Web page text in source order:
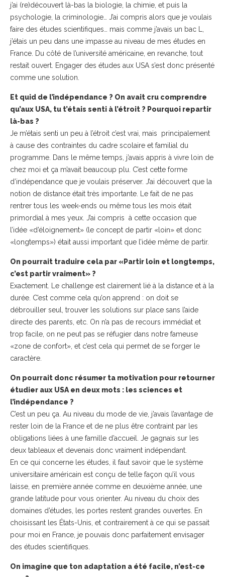
j’ai (re)découvert là-bas la biologie, la chimie, et puis la
psychologie, la criminologie… J’ai compris alors que je voulais
faire des études scientifiques… mais comme j’avais un bac L,
j’étais un peu dans une impasse au niveau de mes études en
France. Du côté de l’université américaine, en revanche, tout
restait ouvert. Engager des études aux USA s’est donc présenté
comme une solution.
Et quid de l’indépendance ? On avait cru comprendre
qu’aux USA, tu t’étais senti à l’étroit ? Pourquoi repartir
là-bas ?
Je m’étais senti un peu à l’étroit c’est vrai, mais principalement
à cause des contraintes du cadre scolaire et familial du
programme. Dans le même temps, j’avais appris à vivre loin de
chez moi et ça m’avait beaucoup plu. C’est cette forme
d’indépendance que je voulais préserver. J’ai découvert que la
notion de distance était très importante. Le fait de ne pas
rentrer tous les week-ends ou même tous les mois était
primordial à mes yeux. J’ai compris à cette occasion que
l’idée «d’éloignement» (le concept de partir «loin» et donc
«longtemps») était aussi important que l’idée même de partir.
On pourrait traduire cela par «Partir loin et longtemps,
c’est partir vraiment» ?
Exactement. Le challenge est clairement lié à la distance et à la
durée. C’est comme cela qu’on apprend : on doit se
débrouiller seul, trouver les solutions sur place sans l’aide
directe des parents, etc. On n’a pas de recours immédiat et
trop facile, on ne peut pas se réfugier dans notre fameuse
«zone de confort», et c’est cela qui permet de se forger le
caractère.
On pourrait donc résumer ta motivation pour retourner
étudier aux USA en deux mots : les sciences et
l’indépendance ?
C’est un peu ça. Au niveau du mode de vie, j’avais l’avantage de
rester loin de la France et de ne plus être contraint par les
obligations liées à une famille d’accueil. Je gagnais sur les
deux tableaux et devenais donc vraiment indépendant.
En ce qui concerne les études, il faut savoir que le système
universitaire américain est conçu de telle façon qu’il vous
laisse, en première année comme en deuxième année, une
grande latitude pour vous orienter. Au niveau du choix des
domaines d’études, les portes restent grandes ouvertes. En
choisissant les États-Unis, et contrairement à ce qui se passait
pour moi en France, je pouvais donc parfaitement envisager
des études scientifiques.
On imagine que ton adaptation a été facile, n’est-ce